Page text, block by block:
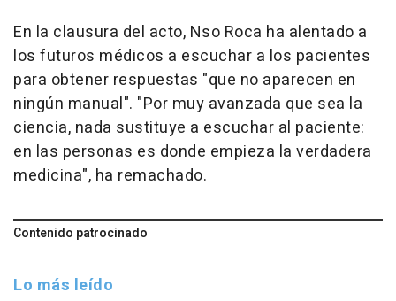
En la clausura del acto, Nso Roca ha alentado a
los futuros médicos a escuchar a los pacientes
para obtener respuestas "que no aparecen en
ningún manual". "Por muy avanzada que sea la
ciencia, nada sustituye a escuchar al paciente:
en las personas es donde empieza la verdadera
medicina", ha remachado.
Contenido patrocinado
Lo más leído